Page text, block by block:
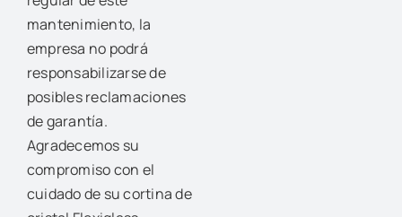
mantenimiento, la
empresa no podrá
responsabilizarse de
posibles reclamaciones
de garantía.
Agradecemos su
compromiso con el
cuidado de su cortina de